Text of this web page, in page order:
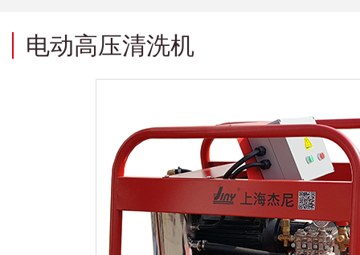
电动高压清洗机